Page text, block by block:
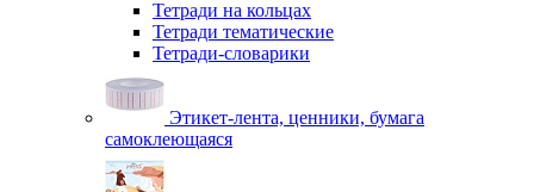
Тетради на кольцах
Тетради тематические
Тетради-словарики
Этикет-лента, ценники, бумага
самоклеющаяся